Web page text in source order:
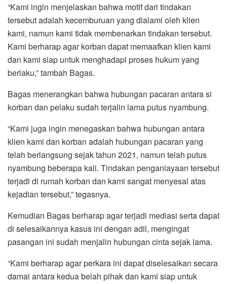
“Kami ingin menjelaskan bahwa motif dari tindakan
tersebut adalah kecemburuan yang dialami oleh klien
kami, namun kami tidak membenarkan tindakan tersebut.
Kami berharap agar korban dapat memaafkan klien kami
dan kami siap untuk menghadapi proses hukum yang
berlaku,” tambah Bagas.
Bagas menerangkan bahwa hubungan pacaran antara si
korban dan pelaku sudah terjalin lama putus nyambung.
“Kami juga ingin menegaskan bahwa hubungan antara
klien kami dan korban adalah hubungan pacaran yang
telah berlangsung sejak tahun 2021, namun telah putus
nyambung beberapa kali. Tindakan penganiayaan tersebut
terjadi di rumah korban dan kami sangat menyesal atas
kejadian tersebut,” tegasnya.
Kemudian Bagas berharap agar terjadi mediasi serta dapat
di selesaikannya kasus ini dengan adil, mengingat
pasangan ini sudah menjalin hubungan cinta sejak lama.
“Kami berharap agar perkara ini dapat diselesaikan secara
damai antara kedua belah pihak dan kami siap untuk